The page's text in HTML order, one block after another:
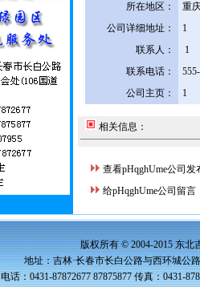
所在地区：
重
公司详细地址：
1
联系人：
1
联系电话：
公司主页：
1
相关信息：
查看pHqghUme公司发
给pHqghUme公司留言
版权所有 © 2004-2015 东北
地址：吉林·长春市长白公路与西环城公
电话：0431-87872677 87875877 传真：0431-